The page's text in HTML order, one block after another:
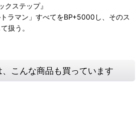
クステップ』
ラマン」すべてをBP+5000し、そのス
扱う。
こんな商品も買っています